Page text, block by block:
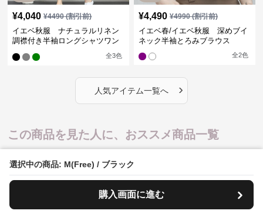
選択中の商品: M(Free) / ブラック
購入画面に進む
¥4,040 ¥4490(割引前)
イエベ秋服 ナチュラルリネン
調襟付き半袖ロングシャツワン
全3色
¥4,490 ¥4990(割引前)
イエベ春/イエベ秋服 深めブイ
ネック半袖とろみブラウス
全2色
人気アイテム一覧へ ›
この商品を見た人に、おススメ商品一覧